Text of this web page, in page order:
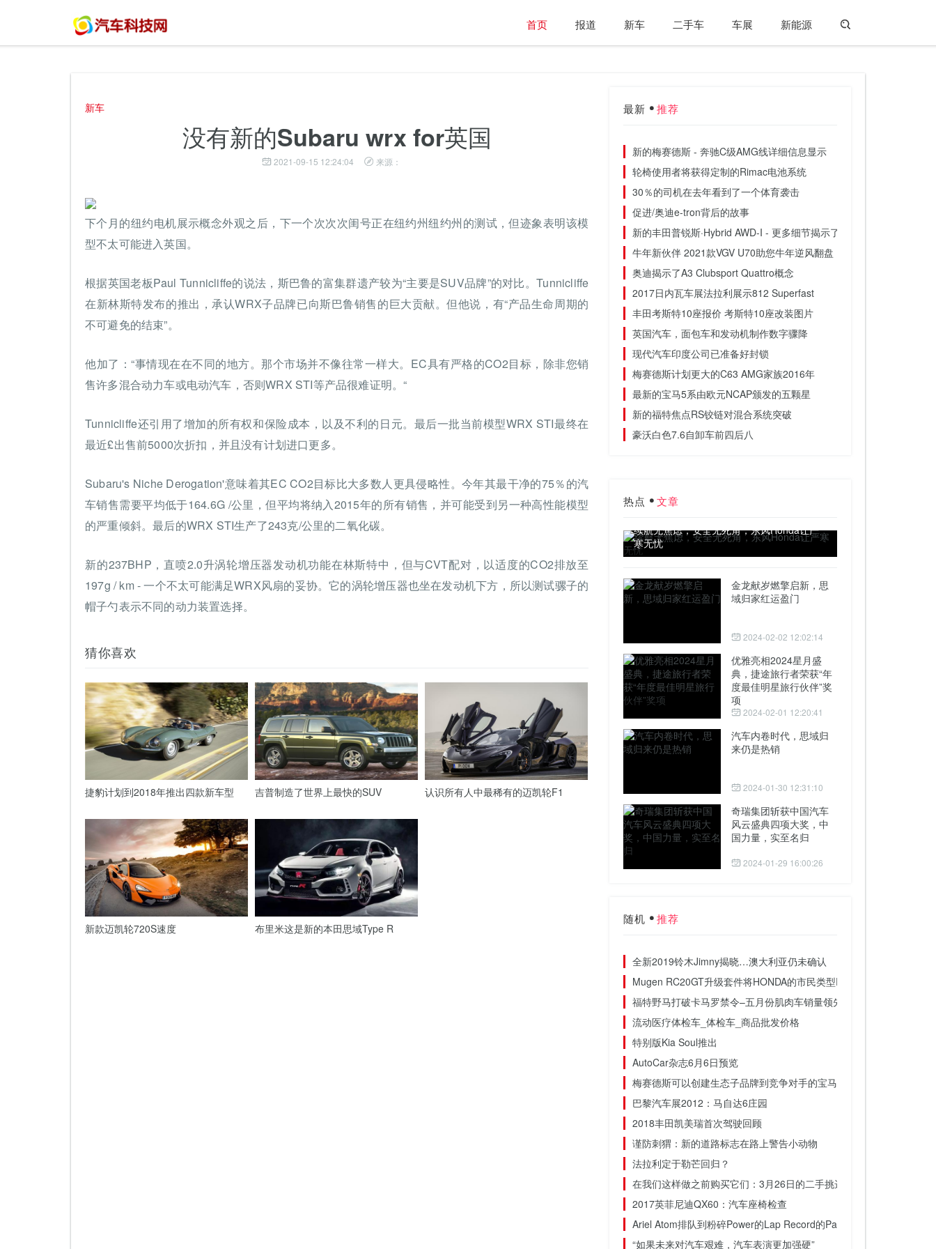
首页 报道 新车 二手车 车展 新能源
新车
没有新的Subaru wrx for英国
2021-09-15 12:24:04 来源：
下个月的纽约电机展示概念外观之后，下一个次次次闺号正在纽约州纽约州的测试，但迹象表明该模
型不太可能进入英国。
根据英国老板Paul Tunnicliffe的说法，斯巴鲁的富集群遗产较为“主要是SUV品牌”的对比。Tunnicliffe
在新林斯特发布的推出，承认WRX子品牌已向斯巴鲁销售的巨大贡献。但他说，有“产品生命周期的
不可避免的结束”。
他加了：“事情现在在不同的地方。那个市场并不像往常一样大。EC具有严格的CO2目标，除非您销
售许多混合动力车或电动汽车，否则WRX STI等产品很难证明。“
Tunnicliffe还引用了增加的所有权和保险成本，以及不利的日元。最后一批当前模型WRX STI最终在
最近£出售前5000次折扣，并且没有计划进口更多。
Subaru's Niche Derogation'意味着其EC CO2目标比大多数人更具侵略性。今年其最干净的75％的汽
车销售需要平均低于164.6G /公里，但平均将纳入2015年的所有销售，并可能受到另一种高性能模型
的严重倾斜。最后的WRX STI生产了243克/公里的二氧化碳。
新的237BHP，直喷2.0升涡轮增压器发动机功能在林斯特中，但与CVT配对，以适度的CO2排放至
197g / km - 一个不太可能满足WRX风扇的妥协。它的涡轮增压器也坐在发动机下方，所以测试骡子的
帽子勺表示不同的动力装置选择。
猜你喜欢
捷豹计划到2018年推出四款新车型 吉普制造了世界上最快的SUV 认识所有人中最稀有的迈凯轮F1
新款迈凯轮720S速度 布里米这是新的本田思域Type R
最新 推荐
新的梅赛德斯 - 奔驰C级A​​MG线详细信息显示
轮椅使用者将获得定制的Rimac电池系统
30％的司机在去年看到了一个体育袭击
促进/奥迪e-tron背后的故事
新的丰田普锐斯·Hybrid AWD-I - 更多细节揭示了
牛年新伙伴 2021款VGV U70助您牛年逆风翻盘！
奥迪揭示了A3 Clubsport Quattro概念
2017日内瓦车展法拉利展示812 Superfast
丰田考斯特10座报价 考斯特10座改装图片
英国汽车，面包车和发动机制作数字骤降
现代汽车印度公司已准备好封锁
梅赛德斯计划更大的C63 AMG家族2016年
最新的宝马5系由欧元NCAP颁发的五颗星
新的福特焦点RS铰链对混合系统突破
豪沃白色7.6自卸车前四后八
热点 文章
续航无焦虑，安全无死角，东风Honda让严
寒无忧
金龙献岁燃擎启新，思
域归家红运盈门
2024-02-02 12:02:14
优雅亮相2024星月盛
典，捷途旅行者荣获“年
度最佳明星旅行伙伴”奖
项
2024-02-01 12:20:41
汽车内卷时代，思域归
来仍是热销
2024-01-30 12:31:10
奇瑞集团斩获中国汽车
风云盛典四项大奖，中
国力量，实至名归
2024-01-29 16:00:26
随机 推荐
全新2019铃木Jimny揭晓…澳大利亚仍未确认
Mugen RC20GT升级套件将HONDA的市民类型R到新极端
福特野马打破卡马罗禁令–五月份肌肉车销量领先
流动医疗体检车_体检车_商品批发价格
特别版Kia Soul推出
AutoCar杂志6月6日预览
梅赛德斯可以创建生态子品牌到竞争对手的宝马
巴黎汽车展2012：马自达6庄园
2018丰田凯美瑞首次驾驶回顾
谨防刺猬：新的道路标志在路上警告小动物
法拉利定于勒芒回归？
在我们这样做之前购买它们：3月26日的二手挑选
2017英菲尼迪QX60：汽车座椅检查
Ariel Atom排队到粉碎Power的Lap Record的Pageant
“如果未来对汽车艰难，汽车表演更加强硬”